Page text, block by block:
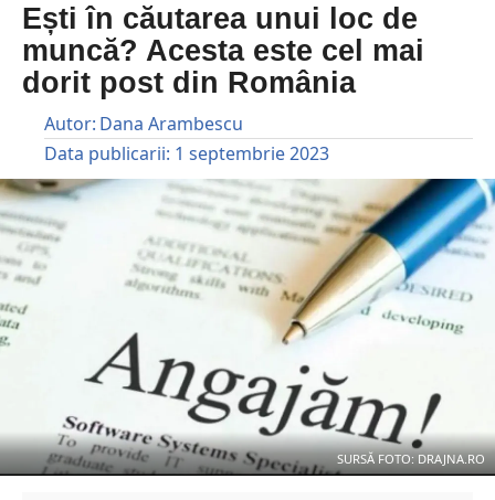
Ești în căutarea unui loc de
muncă? Acesta este cel mai
dorit post din România
Autor: Dana Arambescu
Data publicarii: 1 septembrie 2023
SURSĂ FOTO: DRAJNA.RO